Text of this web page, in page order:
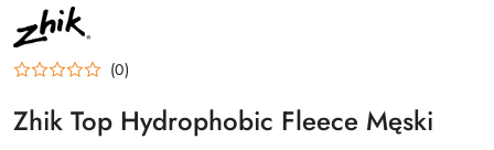
NAZWA
PRODUCENTA:
ZHIK
(0)
Zhik Top Hydrophobic Fleece Męski